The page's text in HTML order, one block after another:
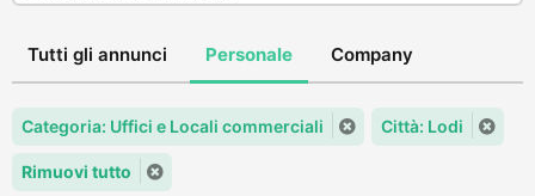
Tutti gli annunci Personale Company
Categoria: Uffici e Locali commerciali Città: Lodi
Rimuovi tutto